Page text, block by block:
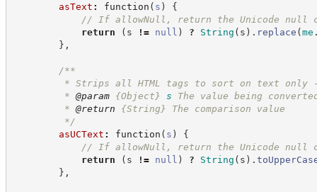
asText : function ( s )
{
// If allowNull, return the Unicode null
return
( s != null ) ? String ( s ) . replace (me
} ,
/**
* Strips all HTML tags to sort on text only -
* @param {Object} s
The value being
* @return {String}
The comparison value
*/
asUCText : function ( s )
{
// If allowNull, return the Unicode null
return
( s != null ) ? String ( s ) .
} ,